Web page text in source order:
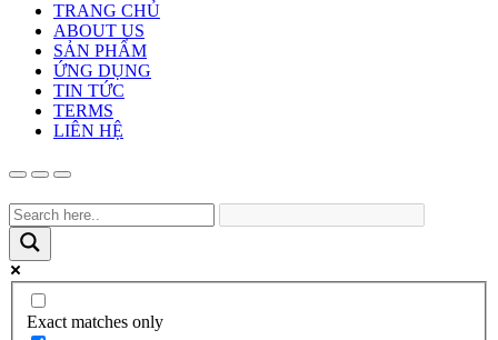
TRANG CHỦ
ABOUT US
SẢN PHẨM
ỨNG DỤNG
TIN TỨC
TERMS
LIÊN HỆ
Exact matches only